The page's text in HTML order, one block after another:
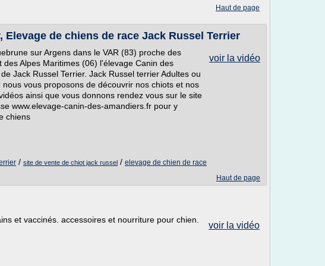
Haut de page
Elevage de chiens de race Jack Russel Terrier
voir la vidéo
sur Argens dans le VAR (83) proche des
des Alpes Maritimes (06) l'élevage Canin des
Jack Russel Terrier. Jack Russel terrier Adultes ou
nous vous proposons de découvrir nos chiots et nos
ainsi que vous donnons rendez vous sur le site
www.elevage-canin-des-amandiers.fr pour y
chiens
/ site de vente de chiot jack russel / elevage de chien de race
Haut de page
voir la vidéo
et vaccinés. accessoires et nourriture pour chien.